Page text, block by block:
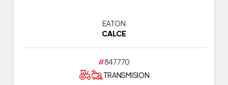
EATON
CALCE
#847770
TRANSMISION